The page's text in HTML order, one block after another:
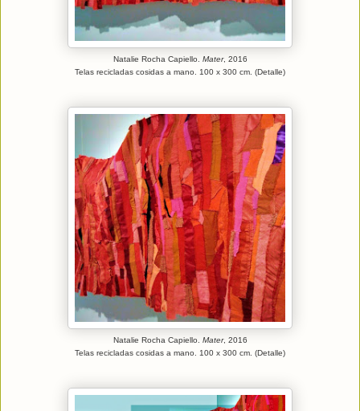
Natalie Rocha Capiello. Mater, 2016
Telas recicladas cosidas a mano. 100 x 300 cm. (Detalle)
Natalie Rocha Capiello. Mater, 2016
Telas recicladas cosidas a mano. 100 x 300 cm. (Detalle)